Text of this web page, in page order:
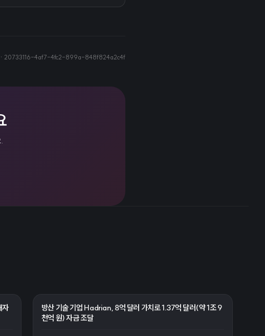
20733116-4af7-4fc2-899a-848f824a2c4f
자
방산 기술 기업 Hadrian, 8억 달러 가치로 1.37억 달러(약 1조 9
천억 원) 자금 조달